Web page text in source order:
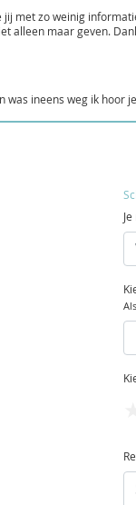
jij met zo weinig
alleen maar geven.
was ineens weg ik hoor